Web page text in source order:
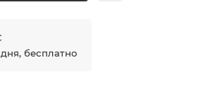
бесплатно